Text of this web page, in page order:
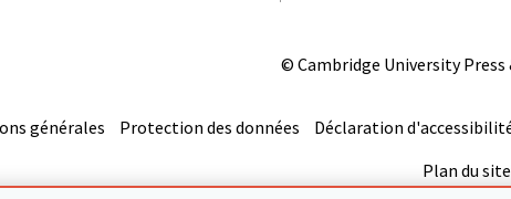
© Cambridge University Press
générales Protection des données Déclaration
Plan du site